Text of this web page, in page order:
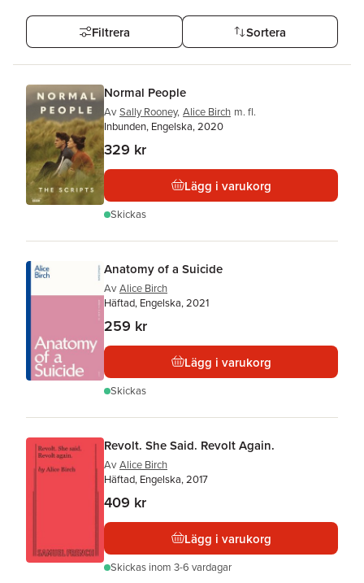
Filtrera Sortera
Normal People
Av Sally Rooney, Alice Birch m. fl.
Inbunden, Engelska, 2020
329 kr
Lägg i varukorg
Skickas
Anatomy of a Suicide
Av Alice Birch
Häftad, Engelska, 2021
259 kr
Lägg i varukorg
Skickas
Revolt. She Said. Revolt Again.
Av Alice Birch
Häftad, Engelska, 2017
409 kr
Lägg i varukorg
Skickas inom 3-6 vardagar